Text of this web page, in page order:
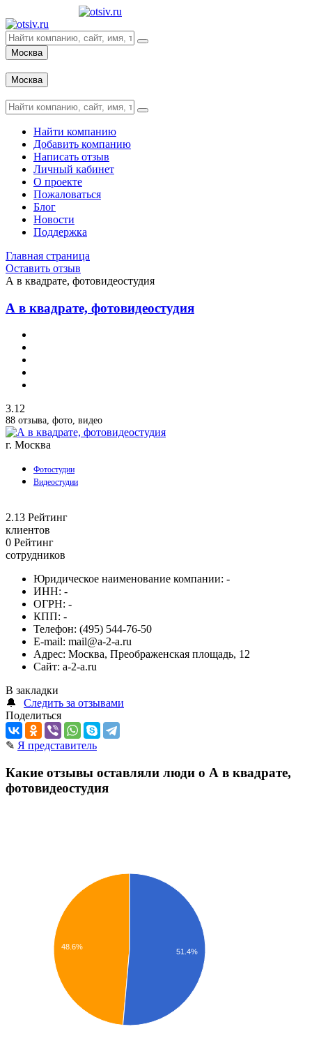
Москва
Москва
Найти компанию
Добавить компанию
Написать отзыв
Личный кабинет
О проекте
Пожаловаться
Блог
Новости
Поддержка
Главная страница
Оставить отзыв
А в квадрате, фотовидеостудия
А в квадрате, фотовидеостудия
3.12
88 отзыва, фото, видео
г. Москва
Фотостудии
Видеостудии
2.13 Рейтинг
клиентов
0 Рейтинг
сотрудников
Юридическое наименование компании: -
ИНН: -
ОГРН: -
КПП: -
Телефон: (495) 544-76-50
E-mail: mail@a-2-a.ru
Адрес: Москва, Преображенская площадь, 12
Сайт: a-2-a.ru
В закладки
🔔
Следить за отзывами
Поделиться
✎ Я представитель
Какие отзывы оставляли люди о А в квадрате,
фотовидеостудия
48.6%
51.4%